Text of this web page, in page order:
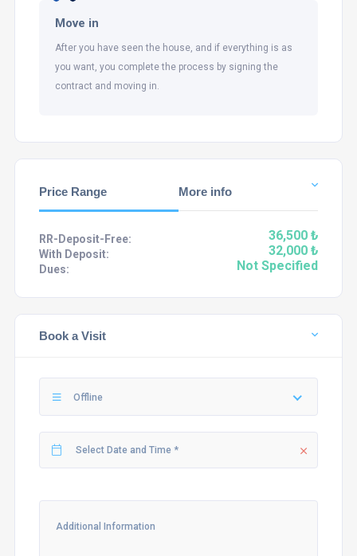
Move in
After you have seen the house, and if everything is as
you want, you complete the process by signing the
contract and moving in.
Price Range More info
RR-Deposit-Free: 36,500 ₺
With Deposit: 32,000 ₺
Dues: Not Specified
Book a Visit
Offline